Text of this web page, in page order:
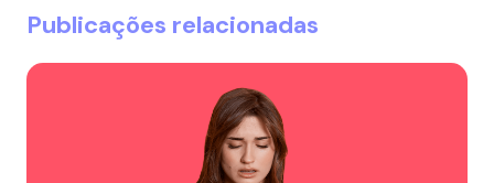
Publicações relacionadas